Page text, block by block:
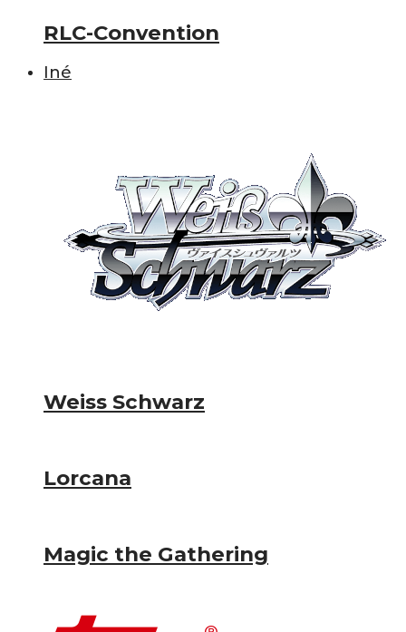
RLC-Convention
Iné
Weiss Schwarz
Lorcana
Magic the Gathering